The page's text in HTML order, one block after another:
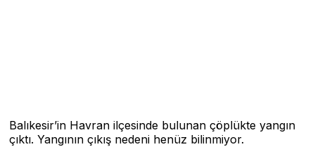
Balıkesir’in Havran ilçesinde bulunan çöplükte yangın
çıktı. Yangının çıkış nedeni henüz bilinmiyor.